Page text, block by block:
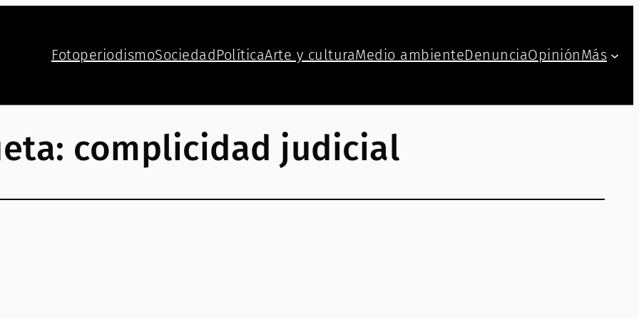
FotoperiodismoSociedadPolíticaArte y culturaMedio ambienteDenunciaOpiniónMás
complicidad judicial